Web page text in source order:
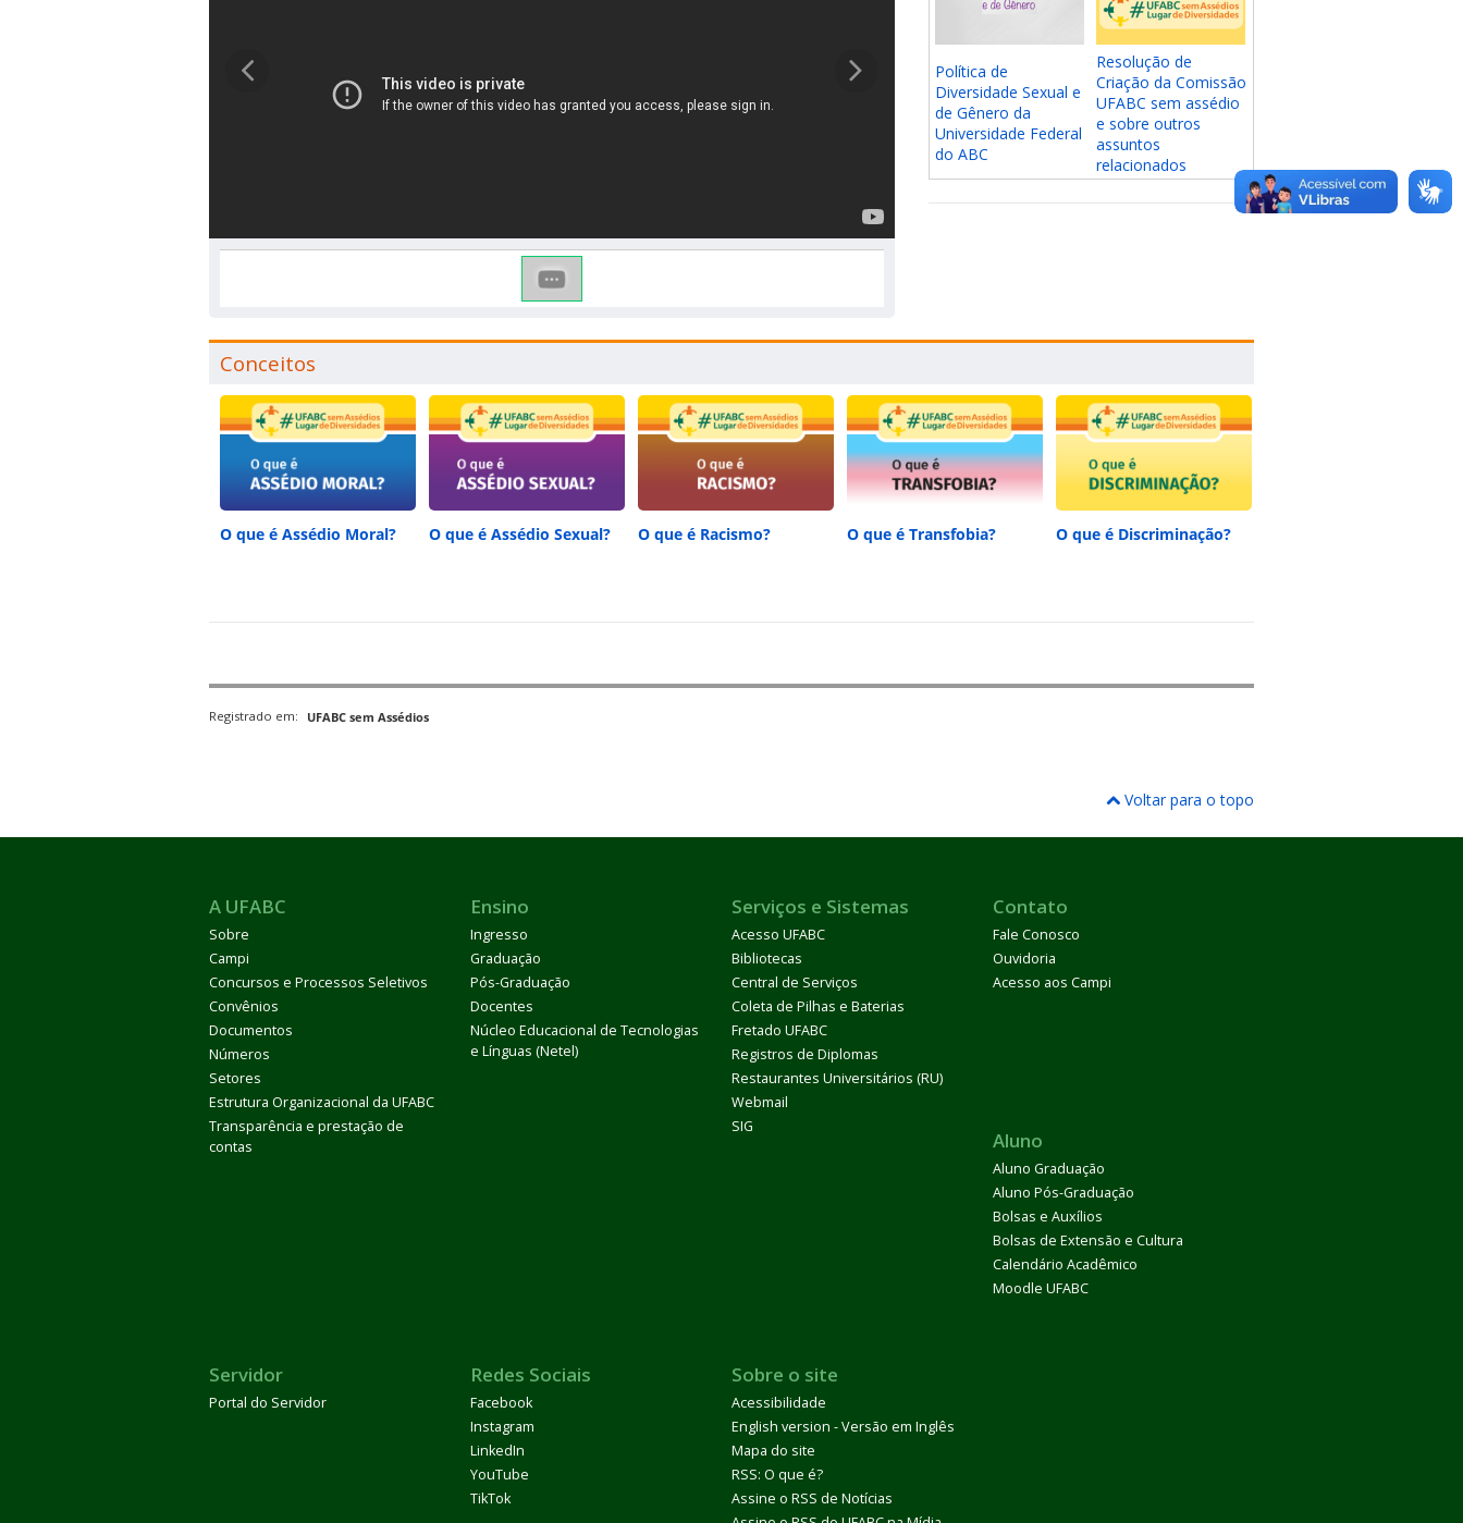
Política de
Diversidade Sexual e
de Gênero da
Universidade Federal
do ABC
Resolução de
Criação da Comissão
UFABC sem assédio
e sobre outros
assuntos
relacionados
Conceitos
O que é Assédio Moral? O que é Assédio Sexual? O que é Racismo? O que é Transfobia? O que é Discriminação?
Registrado em: UFABC sem Assédios
Voltar para o topo
A UFABC
Sobre
Campi
Concursos e Processos Seletivos
Convênios
Documentos
Números
Setores
Estrutura Organizacional da UFABC
Transparência e prestação de
contas
Ensino
Ingresso
Graduação
Pós-Graduação
Docentes
Núcleo Educacional de Tecnologias
e Línguas (Netel)
Serviços e Sistemas
Acesso UFABC
Bibliotecas
Central de Serviços
Coleta de Pilhas e Baterias
Fretado UFABC
Registros de Diplomas
Restaurantes Universitários (RU)
Webmail
SIG
Contato
Fale Conosco
Ouvidoria
Acesso aos Campi
Aluno
Aluno Graduação
Aluno Pós-Graduação
Bolsas e Auxílios
Bolsas de Extensão e Cultura
Calendário Acadêmico
Moodle UFABC
Servidor
Portal do Servidor
Redes Sociais
Facebook
Instagram
LinkedIn
YouTube
TikTok
Sobre o site
Acessibilidade
English version - Versão em Inglês
Mapa do site
RSS: O que é?
Assine o RSS de Notícias